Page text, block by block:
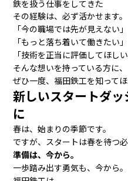
鉄を扱う仕事をしてきた
その経験は、必ず活かせます。
「今の職場では先が見えない」
「もっと落ち着いて働きたい」
「技術を正当に評価してほしい
そんな想いを持っている方に、
ぜひ一度、福田鉄工を知ってほ
新しいスタートダ
に
春は、始まりの季節です。
ですが、スタートは春を待つ
準備は、今から。
一歩踏み出す勇気も、今から。